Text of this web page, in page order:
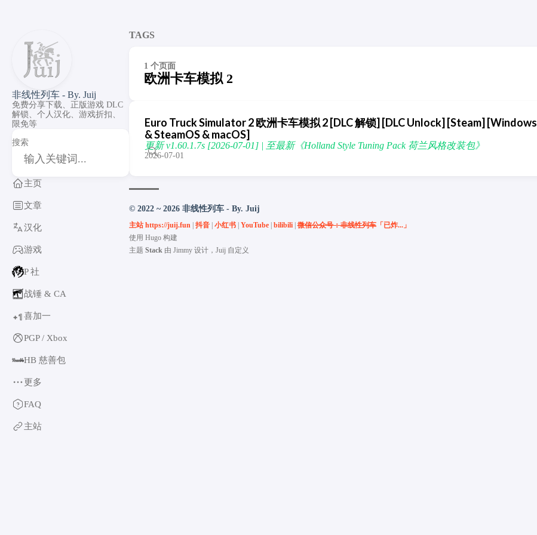
非线性列车 - By. Juij
免费分享下载、正版游戏 DLC
解锁、个人汉化、游戏折扣、
限免等
搜索
主页
文章
汉化
游戏
P 社
战锤 & CA
+1喜加一
PGP / Xbox
HB 慈善包
更多
FAQ
主站
TAGS
1 个页面
欧洲卡车模拟 2
Euro Truck Simulator 2 欧洲卡车模拟 2 [DLC 解锁] [DLC Unlock] [Steam] [Windows
& SteamOS & macOS]
更新 v1.60.1.7s [2026-07-01] | 至最新《Holland Style Tuning Pack 荷兰风格改装包》
2026-07-01
© 2022 ~ 2026 非线性列车 - By. Juij
主站 https://juij.fun| 抖音| 小红书| YouTube| bilibili|微信公众号：非线性列车「已炸...」
使用 Hugo构建
主题 Stack由 Jimmy设计，Juij 自定义